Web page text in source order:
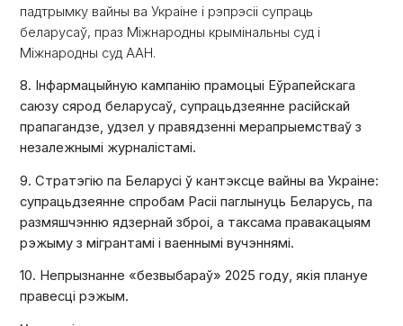
падтрымку вайны ва Украіне і рэпрэсіі супраць
беларусаў, праз Міжнародны крымінальны суд і
Міжнародны суд ААН.
8. Інфармацыйную кампанію прамоцыі Еўрапейскага
саюзу сярод беларусаў, супрацьдзеянне расійскай
прапагандзе, удзел у правядзенні мерапрыемстваў з
незалежнымі журналістамі.
9. Стратэгію па Беларусі ў кантэксце вайны ва Украіне:
супрацьдзеянне спробам Расіі паглынуць Беларусь, па
размяшчэнню ядзернай зброі, а таксама правакацыям
рэжыму з мігрантамі і ваеннымі вучэннямі.
10. Непрызнанне «‎безвыбараў»‎ 2025 году, якія плануе
правесці рэжым.